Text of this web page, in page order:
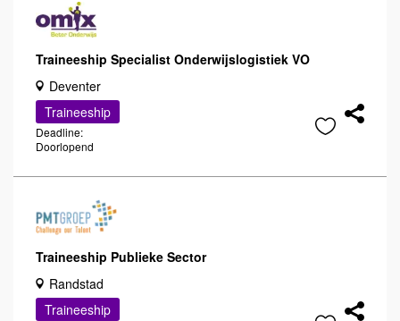
Traineeship Specialist Onderwijslogistiek VO
Deventer
Traineeship
Deadline:
Doorlopend
Traineeship Publieke Sector
Randstad
Traineeship